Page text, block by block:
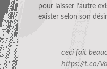
pour laisser l’autre
exister selon son
ceci fait
https://t.co/